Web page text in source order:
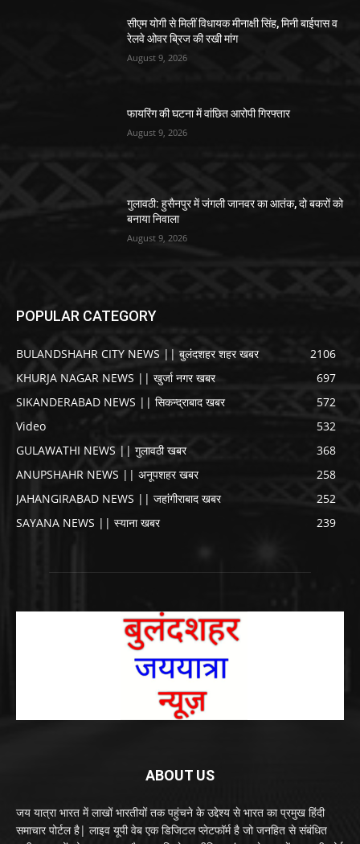
सीएम योगी से मिलीं विधायक मीनाक्षी सिंह, मिनी बाईपास व
रेलवे ओवर ब्रिज की रखी मांग
August 9, 2026
फायरिंग की घटना में वांछित आरोपी गिरफ्तार
August 9, 2026
गुलावठी: हुसैनपुर में जंगली जानवर का आतंक, दो बकरों को
बनाया निवाला
August 9, 2026
POPULAR CATEGORY
BULANDSHAHR CITY NEWS || बुलंदशहर शहर खबर
2106
KHURJA NAGAR NEWS || खुर्जा नगर खबर
697
SIKANDERABAD NEWS || सिकन्द्राबाद खबर
572
Video
532
GULAWATHI NEWS || गुलावठी खबर
368
ANUPSHAHR NEWS || अनूपशहर खबर
258
JAHANGIRABAD NEWS || जहांगीराबाद खबर
252
SAYANA NEWS || स्याना खबर
239
ABOUT US
जय यात्रा भारत में लाखों भारतीयों तक पहुंचने के उद्देश्य से भारत का प्रमुख हिंदी
समाचार पोर्टल है| लाइव यूपी वेब एक डिजिटल प्लेटफॉर्म है जो जनहित से संबंधित